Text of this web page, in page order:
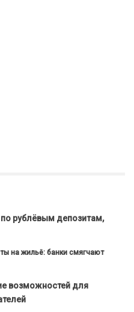
рублёвым депозитам,
на жильё: банки смягчают
возможностей для